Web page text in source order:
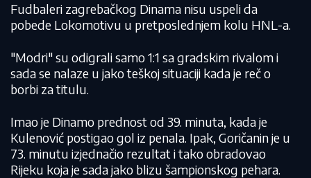
Fudbaleri zagrebačkog Dinama nisu uspeli da
pobede Lokomotivu u pretposlednjem kolu HNL-a.
"Modri" su odigrali samo 1:1 sa gradskim rivalom i
sada se nalaze u jako teškoj situaciji kada je reč o
borbi za titulu.
Imao je Dinamo prednost od 39. minuta, kada je
Kulenović postigao gol iz penala. Ipak, Goričanin je u
73. minutu izjednačio rezultat i tako obradovao
Rijeku koja je sada jako blizu šampionskog pehara.